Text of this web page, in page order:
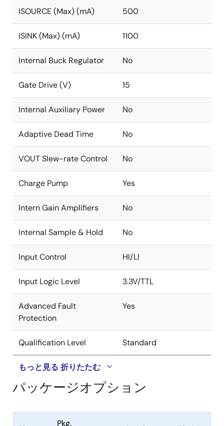
ISOURCE (Max) (mA) 500
ISINK (Max) (mA) 1100
Internal Buck Regulator No
Gate Drive (V) 15
Internal Auxiliary Power No
Adaptive Dead Time No
VOUT Slew-rate Control No
Charge Pump Yes
Intern Gain Amplifiers No
Internal Sample & Hold No
Input Control HI/LI
Input Logic Level 3.3V/TTL
Advanced Fault
Protection
Yes
Qualification Level Standard
もっと見る 折りたたむ
パッケージオプション
Pkg.